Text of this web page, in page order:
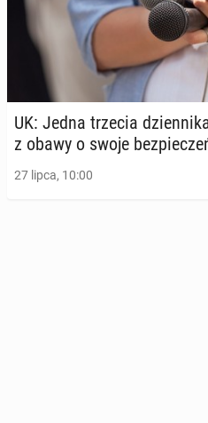
UK: Jedna trzecia
z obawy o swoje
27 lipca, 10:00